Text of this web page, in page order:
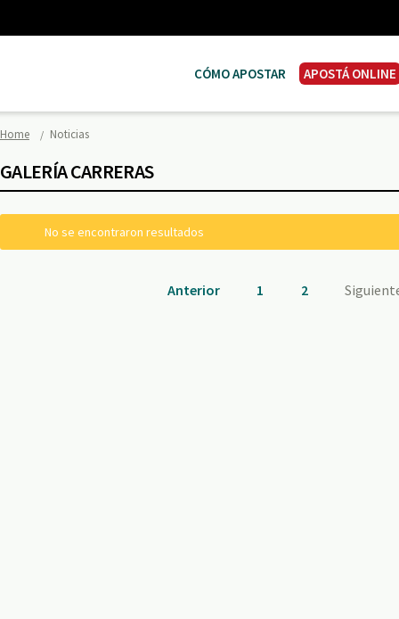
CÓMO APOSTAR APOSTÁ ONLINE
Home Noticias
GALERÍA CARRERAS
No se encontraron resultados
Anterior 1 2